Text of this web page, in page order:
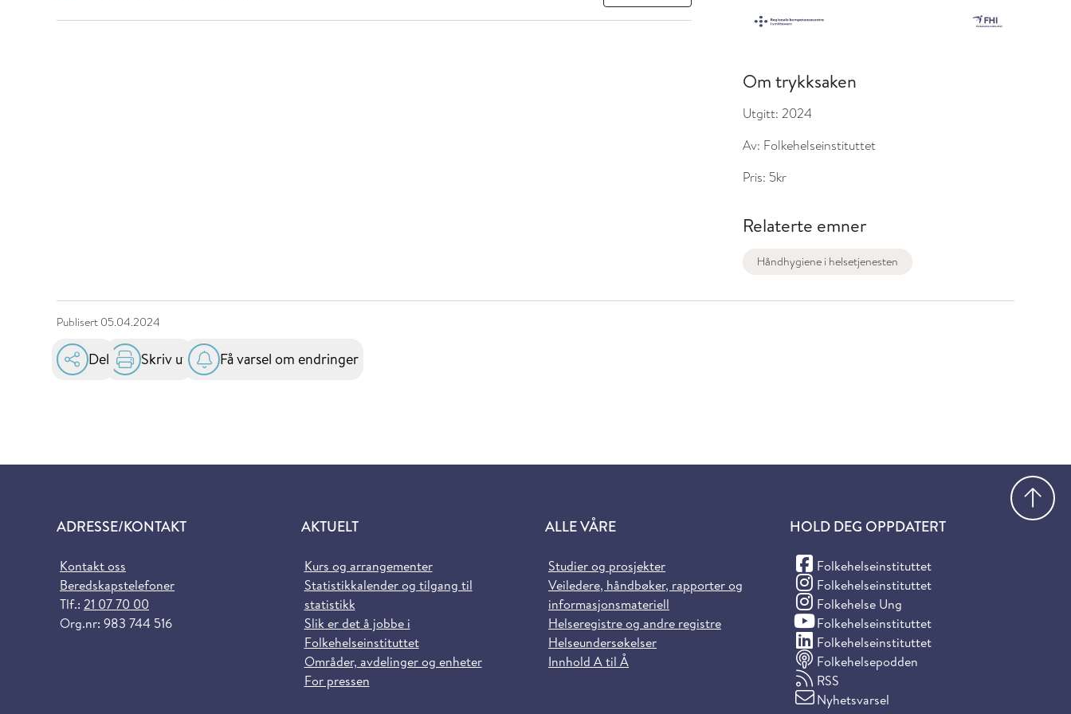
Om trykksaken
Utgitt: 2024
Av: Folkehelseinstituttet
Pris: 5kr
Relaterte emner
Håndhygiene i helsetjenesten
Publisert 05.04.2024
Del Skriv ut Få varsel om endringer
ADRESSE/KONTAKT
Kontakt oss
Beredskapstelefoner
Tlf.: 21 07 70 00
Org.nr: 983 744 516
AKTUELT
Kurs og arrangementer
Statistikkalender og tilgang til
statistikk
Slik er det å jobbe i
Folkehelseinstituttet
Områder, avdelinger og enheter
For pressen
ALLE VÅRE
Studier og prosjekter
Veiledere, håndbøker, rapporter og
informasjonsmateriell
Helseregistre og andre registre
Helseundersøkelser
Innhold A til Å
HOLD DEG OPPDATERT
Folkehelseinstituttet
(Facebook)
Folkehelseinstituttet
(Instagram)
Folkehelse Ung
(Instagram)
Folkehelseinstituttet
(YouTube)
Folkehelseinstituttet
(LinkedIn)
Folkehelsepodden
RSS
Nyhetsvarsel